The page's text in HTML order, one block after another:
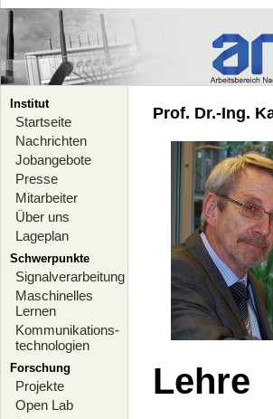
Institut
Startseite
Nachrichten
Jobangebote
Presse
Mitarbeiter
Über uns
Lageplan
Schwerpunkte
Signalverarbeitung
Maschinelles
Lernen
Kommunikations-
technologien
Forschung
Projekte
Open Lab
Prof. Dr.-Ing.
Lehre